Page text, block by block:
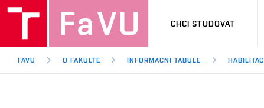
CHCI STUDOVAT
FAVU O FAKULTĚ INFORMAČNÍ TABULE